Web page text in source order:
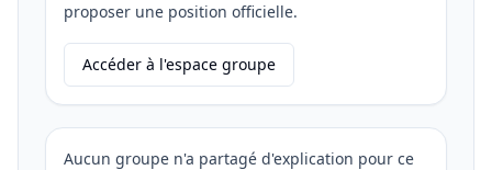
proposer une position officielle.
Accéder à l'espace groupe
Aucun groupe n'a partagé d'explication pour ce